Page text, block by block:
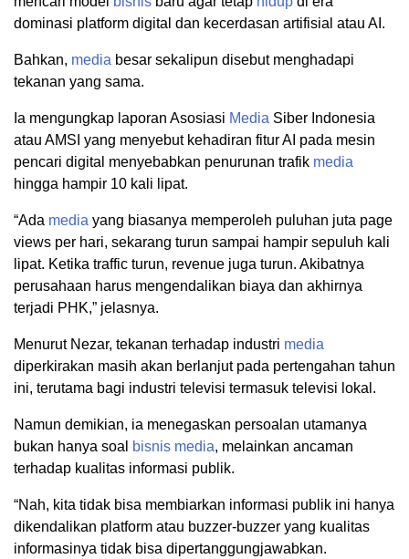
dominasi platform digital dan kecerdasan artifisial atau AI.
Bahkan, media besar sekalipun disebut menghadapi
tekanan yang sama.
Ia mengungkap laporan Asosiasi Media Siber Indonesia
atau AMSI yang menyebut kehadiran fitur AI pada mesin
pencari digital menyebabkan penurunan trafik media
hingga hampir 10 kali lipat.
“Ada media yang biasanya memperoleh puluhan juta page
views per hari, sekarang turun sampai hampir sepuluh kali
lipat. Ketika traffic turun, revenue juga turun. Akibatnya
perusahaan harus mengendalikan biaya dan akhirnya
terjadi PHK,” jelasnya.
Menurut Nezar, tekanan terhadap industri media
diperkirakan masih akan berlanjut pada pertengahan tahun
ini, terutama bagi industri televisi termasuk televisi lokal.
Namun demikian, ia menegaskan persoalan utamanya
bukan hanya soal bisnis media, melainkan ancaman
terhadap kualitas informasi publik.
“Nah, kita tidak bisa membiarkan informasi publik ini hanya
dikendalikan platform atau buzzer-buzzer yang kualitas
informasinya tidak bisa dipertanggungjawabkan.